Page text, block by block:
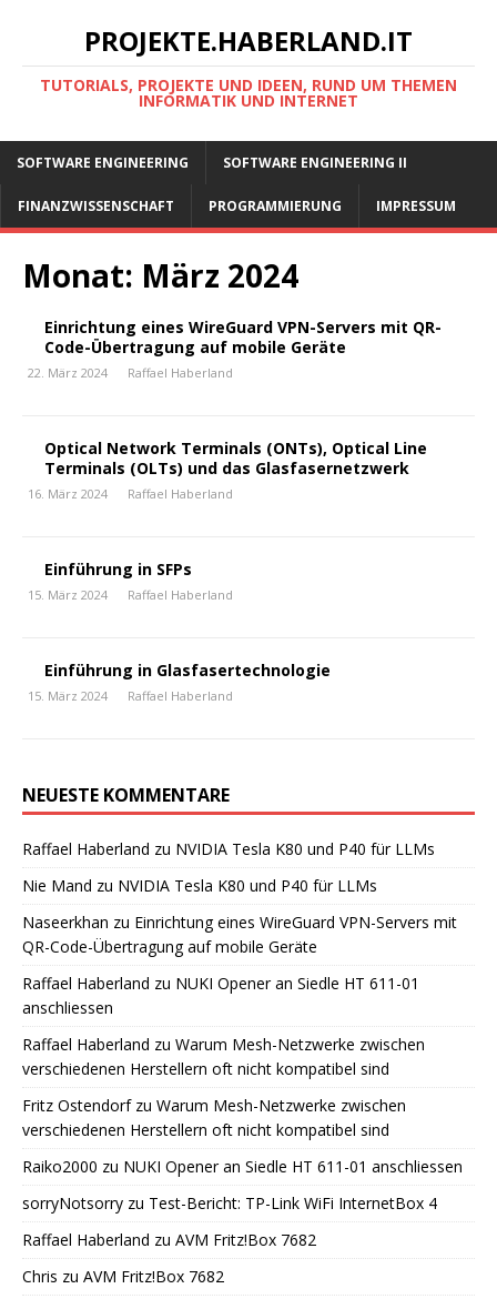
PROJEKTE.HABERLAND.IT
TUTORIALS, PROJEKTE UND IDEEN, RUND UM THEMEN
INFORMATIK UND INTERNET
SOFTWARE ENGINEERING SOFTWARE ENGINEERING II
FINANZWISSENSCHAFT PROGRAMMIERUNG IMPRESSUM
Monat: März 2024
Einrichtung eines WireGuard VPN-Servers mit QR-
Code-Übertragung auf mobile Geräte
22. März 2024 Raffael Haberland
Optical Network Terminals (ONTs), Optical Line
Terminals (OLTs) und das Glasfasernetzwerk
16. März 2024 Raffael Haberland
Einführung in SFPs
15. März 2024 Raffael Haberland
Einführung in Glasfasertechnologie
15. März 2024 Raffael Haberland
NEUESTE KOMMENTARE
Raffael Haberland zu NVIDIA Tesla K80 und P40 für LLMs
Nie Mand zu NVIDIA Tesla K80 und P40 für LLMs
Naseerkhan zu Einrichtung eines WireGuard VPN-Servers mit
QR-Code-Übertragung auf mobile Geräte
Raffael Haberland zu NUKI Opener an Siedle HT 611-01
anschliessen
Raffael Haberland zu Warum Mesh-Netzwerke zwischen
verschiedenen Herstellern oft nicht kompatibel sind
Fritz Ostendorfzu Warum Mesh-Netzwerke zwischen
verschiedenen Herstellern oft nicht kompatibel sind
Raiko2000 zu NUKI Opener an Siedle HT 611-01 anschliessen
sorryNotsorry zu Test-Bericht: TP-Link WiFi InternetBox 4
Raffael Haberland zu AVM Fritz!Box 7682
Chris zu AVM Fritz!Box 7682